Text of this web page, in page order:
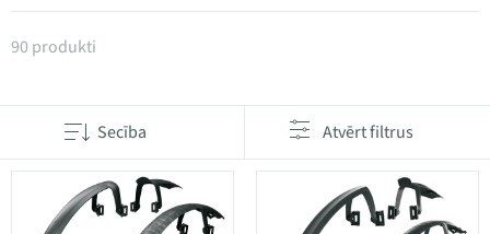
Produkti kategorijā Dubļusargi
90 produkti
Secība Atvērt filtrus